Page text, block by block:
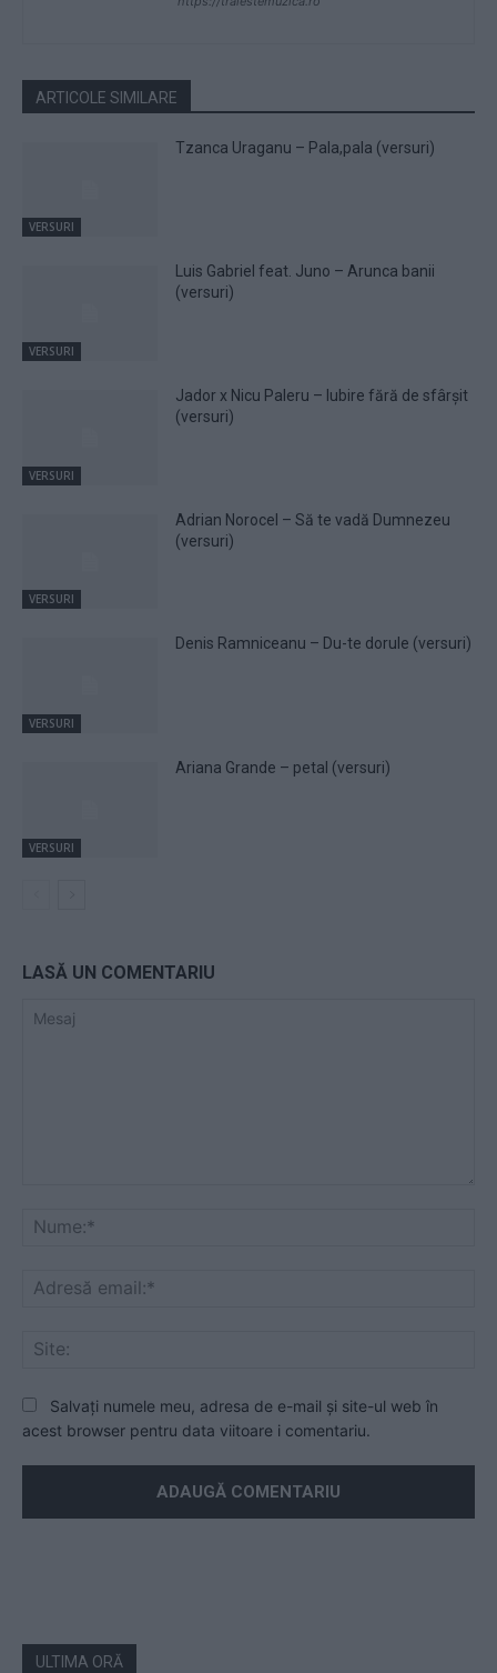
ARTICOLE SIMILARE
VERSURI
Tzanca Uraganu – Pala,pala (versuri)
VERSURI
Luis Gabriel feat. Juno – Arunca banii
(versuri)
VERSURI
Jador x Nicu Paleru – Iubire fără de sfârșit
(versuri)
VERSURI
Adrian Norocel – Să te vadă Dumnezeu
(versuri)
VERSURI
Denis Ramniceanu – Du-te dorule (versuri)
VERSURI
Ariana Grande – petal (versuri)
LASĂ UN COMENTARIU
Salvați numele meu, adresa de e-mail și site-ul web în
acest browser pentru data viitoare i comentariu.
ULTIMA ORĂ